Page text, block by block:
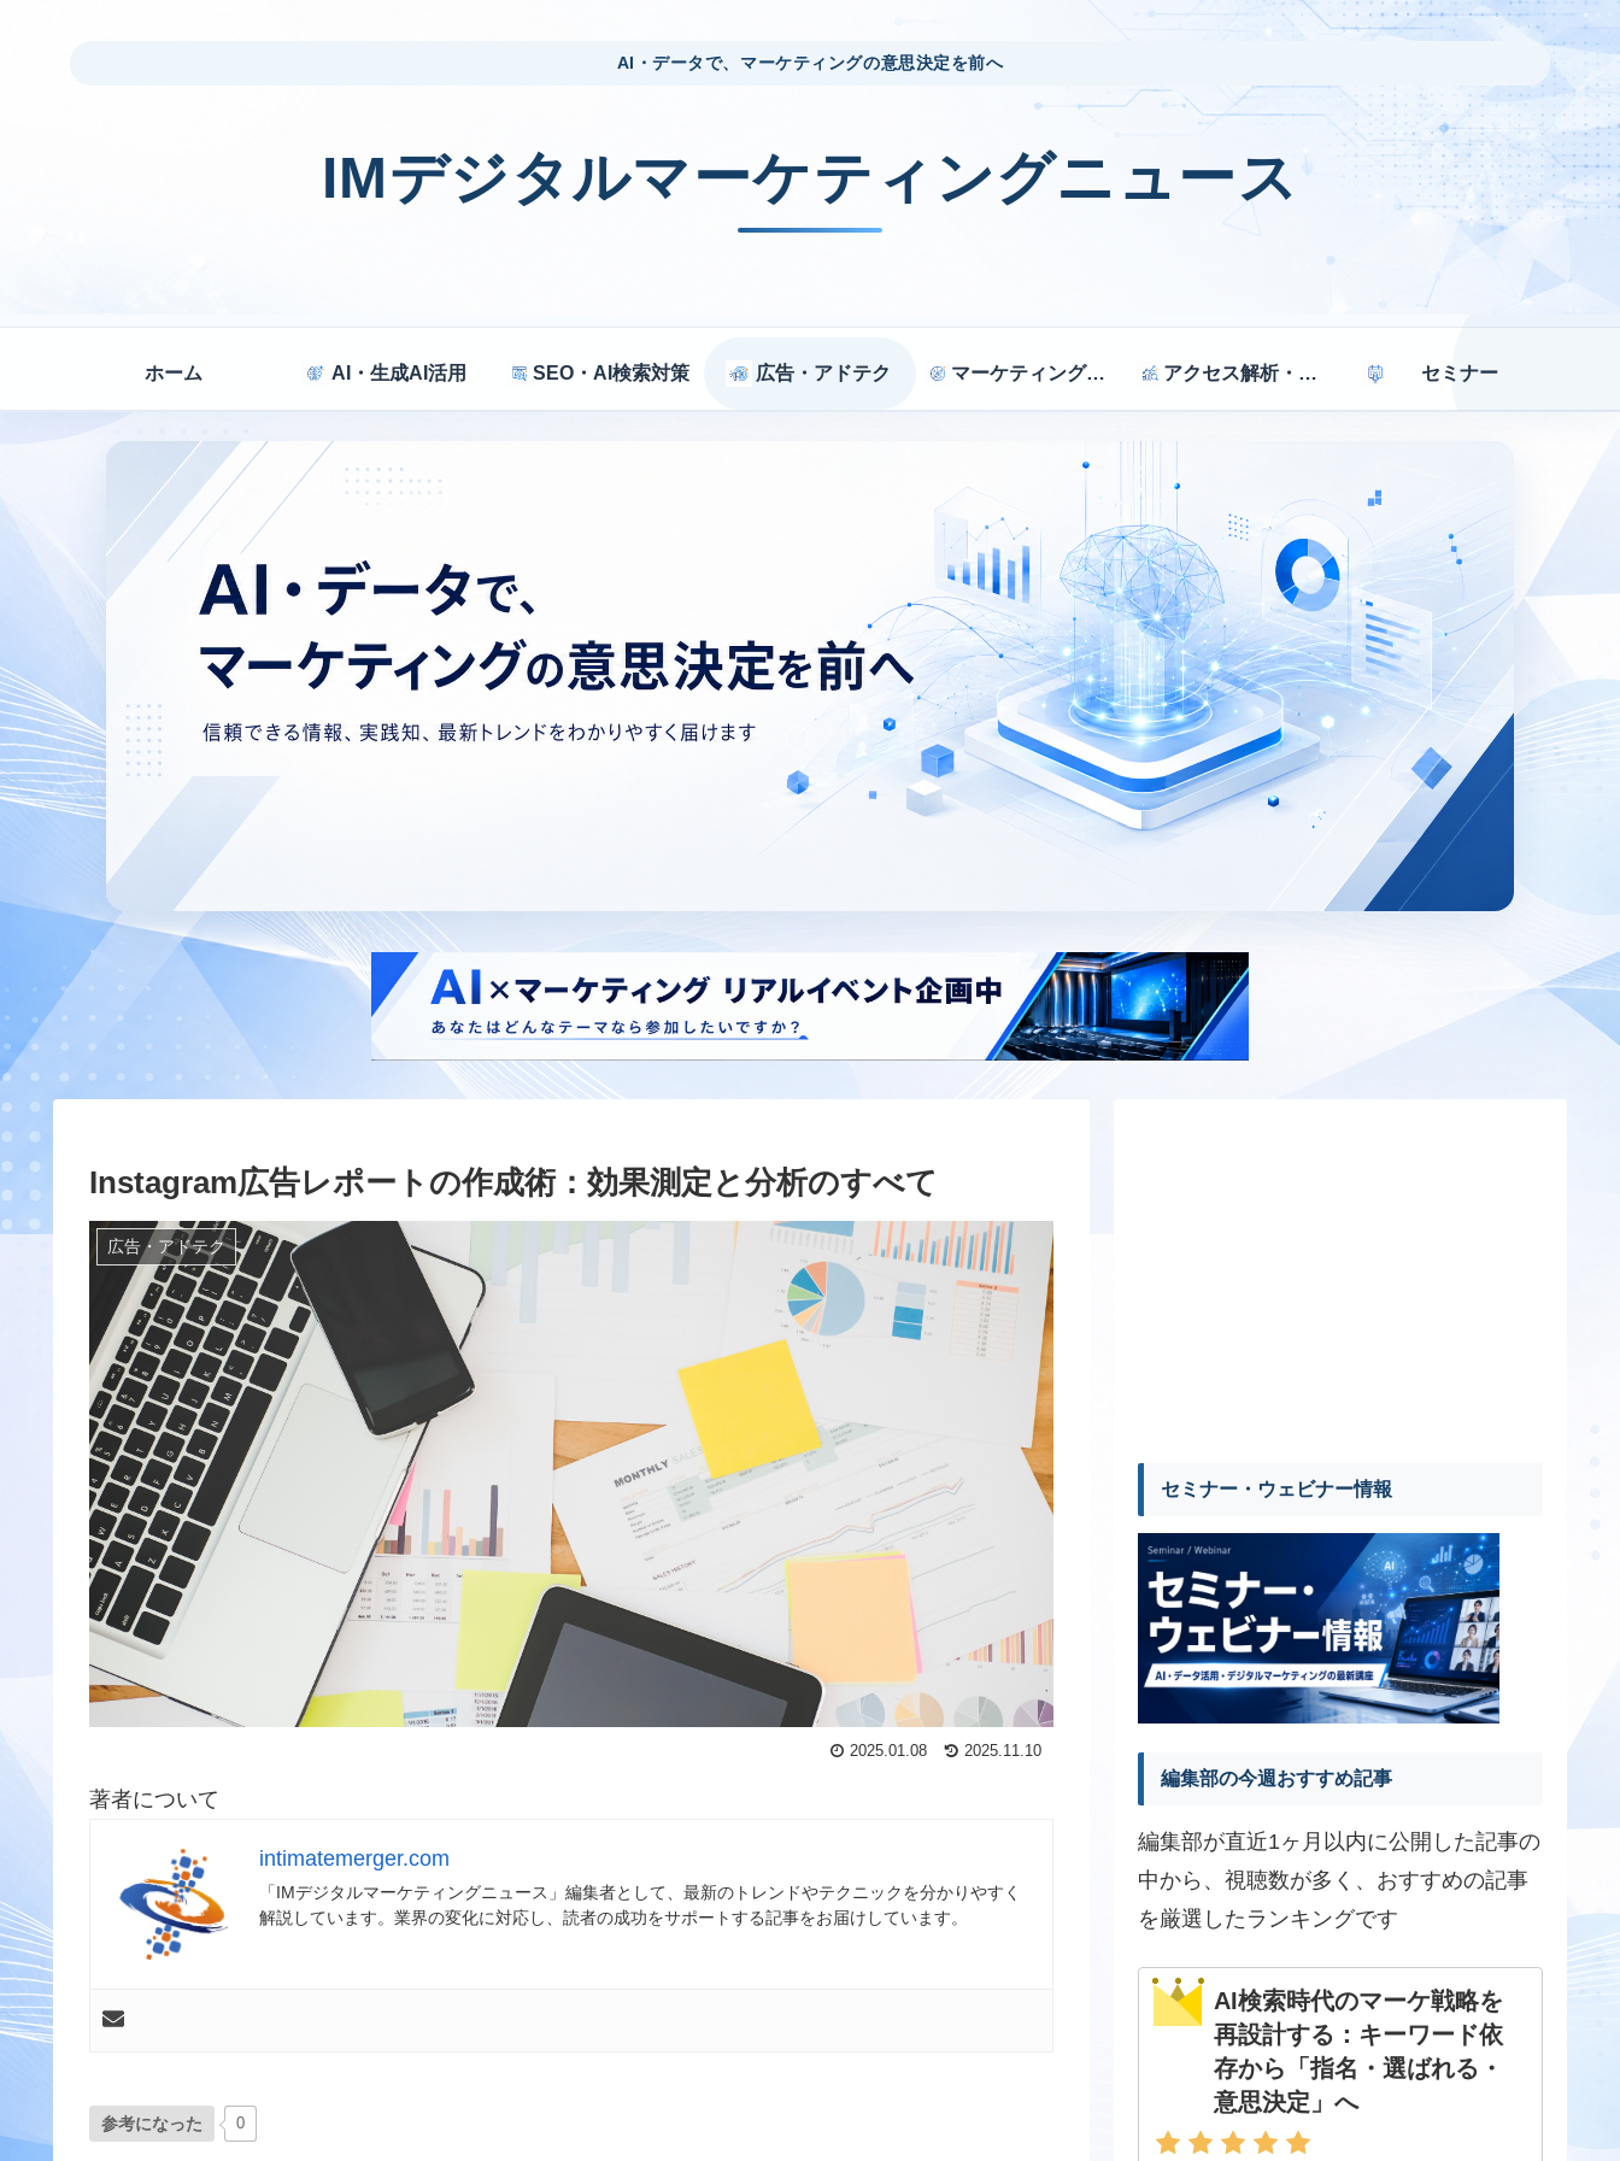
AI・データで、マーケティングの意思決定を前へ
IMデジタルマーケティングニュース
ホーム AI・生成AI活用 SEO・AI検索対策 広告・アドテク マーケティング戦略 アクセス解析・効果測定 セミナー
Instagram広告レポートの作成術：効果測定と分析のすべて
広告・アドテク
2025.01.08 2025.11.10
著者について
intimatemerger.com
「IMデジタルマーケティングニュース」編集者として、最新のトレンドやテクニックを分かりやすく
解説しています。業界の変化に対応し、読者の成功をサポートする記事をお届けしています。
参考になった 0
セミナー・ウェビナー情報
編集部の今週おすすめ記事
編集部が直近1ヶ月以内に公開した記事の
中から、視聴数が多く、おすすめの記事
を厳選したランキングです
AI検索時代のマーケ戦略を
再設計する：キーワード依
存から「指名・選ばれる・
意思決定」へ